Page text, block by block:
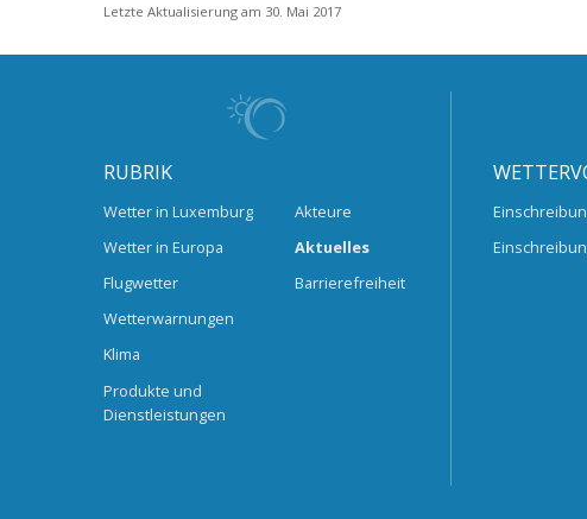
Letzte Aktualisierung am 30. Mai 2017
RUBRIK
Wetter in Luxemburg
Wetter in Europa
Flugwetter
Wetterwarnungen
Klima
Produkte und
Dienstleistungen
Akteure
Aktuelles
Barrierefreiheit